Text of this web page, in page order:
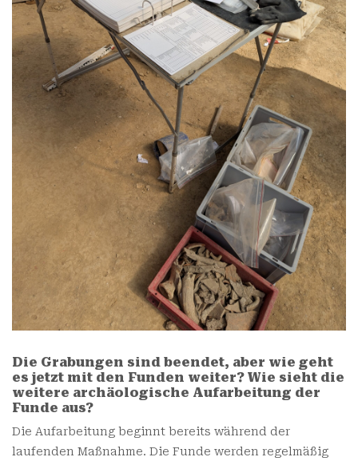
Die Grabungen sind beendet, aber wie geht
es jetzt mit den Funden weiter? Wie sieht die
weitere archäologische Aufarbeitung der
Funde aus?
Die Aufarbeitung beginnt bereits während der
laufenden Maßnahme. Die Funde werden regelmäßig